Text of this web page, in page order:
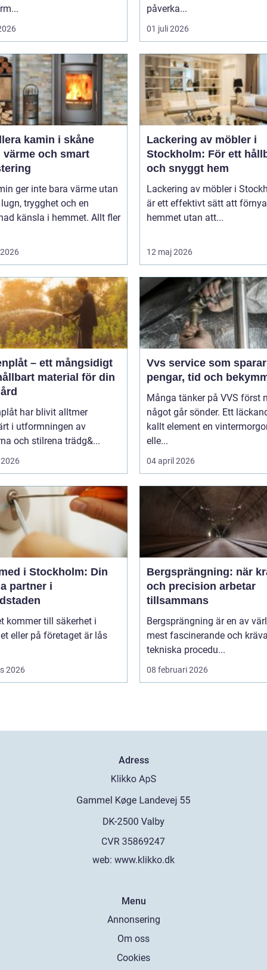
påverka...
01 juli 2026
kamin i skåne
värme och smart
ger inte bara värme utan
trygghet och en
känsla i hemmet. Allt fler
Lackering av möbler i
Stockholm: För ett
och snyggt hem
Lackering av möbler i
är ett effektivt sätt att förnya
hemmet utan att...
12 maj 2026
– ett mångsidigt
material för din
har blivit alltmer
i utformningen av
och stilrena trädg&...
Vvs service som sparar
pengar, tid och
Många tänker på VVS först
något går sönder. Ett
kallt element en
elle...
04 april 2026
i Stockholm: Din
partner i
kommer till säkerhet i
eller på företaget är lås
2026
Bergsprängning: när
och precision arbetar
tillsammans
Bergsprängning är en av
mest fascinerande och
tekniska procedu...
08 februari 2026
Adress
web: www.klikko.dk
Menu
Annonsering
Om oss
Cookies